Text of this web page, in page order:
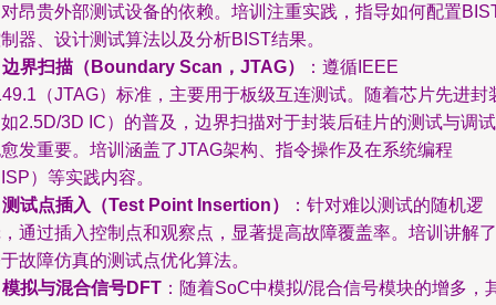
昂贵外部测试设备的依赖。培训注重实践，指导如何配置
器、设计测试算法以及分析BIST结果。
边界扫描（Boundary Scan，JTAG）
：遵循IEEE
（JTAG）标准，主要用于板级互连测试。随着芯片先进封
2.5D/3D IC）的普及，边界扫描对于封装后硅片的测试与调试
发重要。培训涵盖了JTAG架构、指令操作及在系统编程
）等实践内容。
测试点插入（Test Point Insertion）
：针对难以测试的随机逻
通过插入控制点和观察点，显著提高故障覆盖率。培训讲解了
故障仿真的测试点优化算法。
模拟与混合信号DFT ：随着SoC中模拟/混合信号模块的增多，